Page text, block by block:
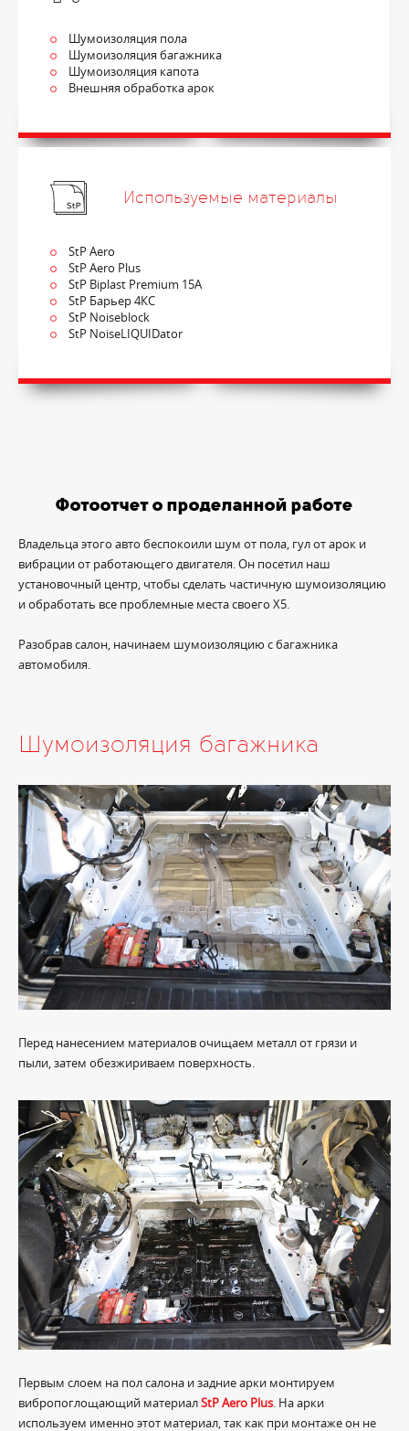
Шумоизоляция пола
Шумоизоляция багажника
Шумоизоляция капота
Внешняя обработка арок
Используемые материалы
StP Aero
StP Aero Plus
StP Biplast Premium 15A
StP Барьер 4КС
StP Noiseblock
StP NoiseLIQUIDator
Фотоотчет о проделанной работе
Владельца этого авто беспокоили шум от пола, гул от арок и
вибрации от работающего двигателя. Он посетил наш
установочный центр, чтобы сделать частичную шумоизоляцию
и обработать все проблемные места своего X5.
Разобрав салон, начинаем шумоизоляцию с багажника
автомобиля.
Шумоизоляция багажника
Перед нанесением материалов очищаем металл от грязи и
пыли, затем обезжириваем поверхность.
Первым слоем на пол салона и задние арки монтируем
вибропоглощающий материалStP Aero Plus . На арки
используем именно этот материал, так как при монтаже он не